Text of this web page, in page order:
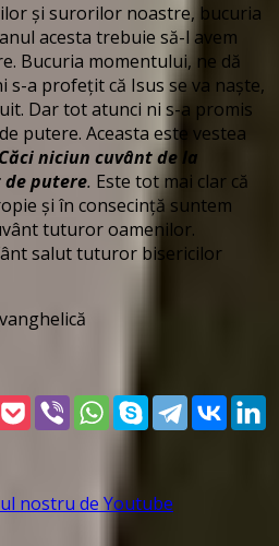
și surorilor noastre, bucuria
acesta trebuie să-l avem
Bucuria momentului, ne dă
s-a profețit că Isus se va naște,
Dar tot atunci ni s-a promis
putere. Aceasta este vestea
Căci niciun cuvânt de la
de putere. Este tot mai clar că
și în consecință suntem
tuturor oamenilor.
salut tuturor bisericilor
nostru de Youtube